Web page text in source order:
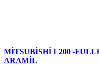
MİTSUBİSHİ L200 -
ARAMİL